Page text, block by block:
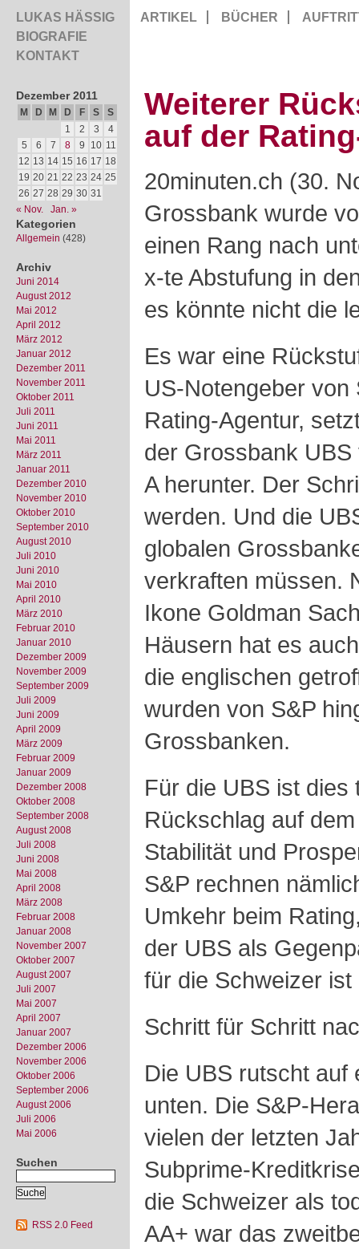
LUKAS HÄSSIG
BIOGRAFIE
KONTAKT
ARTIKEL BÜCHER
Dezember 2011
M D M D F S
S
1
2 3
4
5
6 7 8 9 10 11
12 13 14 15 16 17 18
19 20 21 22 23 24 25
26 27 28 29 30 31
« Nov.
Jan. »
Kategorien
Allgemein (428)
Archiv
Juni 2014
August 2012
Mai 2012
April 2012
März 2012
Januar 2012
Dezember 2011
November 2011
Oktober 2011
Juli 2011
Juni 2011
Mai 2011
März 2011
Januar 2011
Dezember 2010
November 2010
Oktober 2010
September 2010
August 2010
Juli 2010
Juni 2010
Mai 2010
April 2010
März 2010
Februar 2010
Januar 2010
Dezember 2009
November 2009
September 2009
Juli 2009
Juni 2009
April 2009
März 2009
Februar 2009
Januar 2009
Dezember 2008
Oktober 2008
September 2008
August 2008
Juli 2008
Juni 2008
Mai 2008
April 2008
März 2008
Februar 2008
Januar 2008
November 2007
Oktober 2007
August 2007
Juli 2007
Mai 2007
April 2007
Januar 2007
Dezember 2006
November 2006
Oktober 2006
September 2006
August 2006
Juli 2006
Mai 2006
Suchen
RSS 2.0 Feed
Weiterer
auf der
20minuten.ch (30.
Grossbank wurde
einen Rang nach
x-te Abstufung in
es könnte nicht die
Es war eine
US-Notengeber von
Rating-Agentur,
der Grossbank
A herunter. Der
werden. Und die
globalen
verkraften müssen.
Ikone Goldman
Häusern hat es
die englischen
wurden von S&P
Grossbanken.
Für die UBS ist
Rückschlag auf
Stabilität und
S&P rechnen
Umkehr beim
der UBS als
für die Schweizer ist
Schritt für Schritt
Die UBS rutscht auf
unten. Die S&P-
vielen der letzten
Subprime-
die Schweizer als
AA+ war das